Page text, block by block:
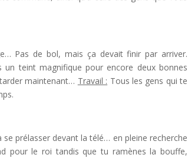
Pas de bol, mais ça devait finir par arriver.
teint magnifique pour encore deux bonnes
maintenant… Travail : Tous les gens qui te
prélasser devant la télé… en pleine recherche
pour le roi tandis que tu ramènes la bouffe,